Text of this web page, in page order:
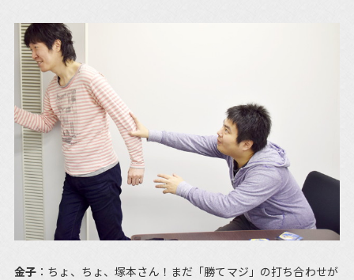
金子 ：ちょ、ちょ、塚本さん！まだ「勝てマジ」の打ち合わせが